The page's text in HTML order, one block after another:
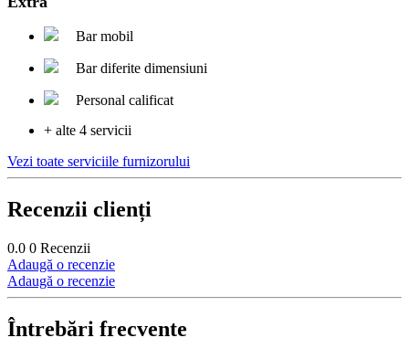
Bar mobil
Bar diferite dimensiuni
Personal calificat
+ alte 4 servicii
Vezi toate serviciile furnizorului
Recenzii clienți
0.0 0 Recenzii
Adaugă o recenzie
Adaugă o recenzie
Întrebări frecvente